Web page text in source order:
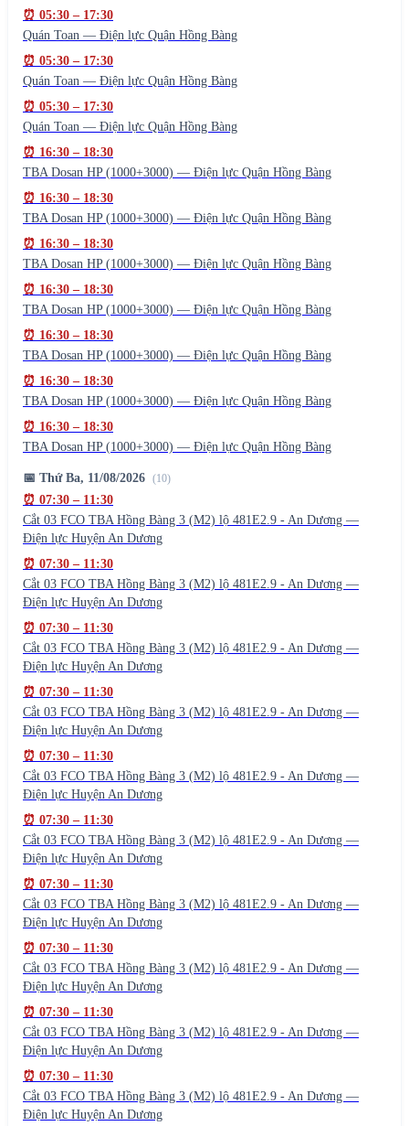
⏰ 05:30 – 17:30
Quán Toan — Điện lực Quận Hồng Bàng
⏰ 05:30 – 17:30
Quán Toan — Điện lực Quận Hồng Bàng
⏰ 05:30 – 17:30
Quán Toan — Điện lực Quận Hồng Bàng
⏰ 16:30 – 18:30
TBA Dosan HP (1000+3000) — Điện lực Quận Hồng Bàng
⏰ 16:30 – 18:30
TBA Dosan HP (1000+3000) — Điện lực Quận Hồng Bàng
⏰ 16:30 – 18:30
TBA Dosan HP (1000+3000) — Điện lực Quận Hồng Bàng
⏰ 16:30 – 18:30
TBA Dosan HP (1000+3000) — Điện lực Quận Hồng Bàng
⏰ 16:30 – 18:30
TBA Dosan HP (1000+3000) — Điện lực Quận Hồng Bàng
⏰ 16:30 – 18:30
TBA Dosan HP (1000+3000) — Điện lực Quận Hồng Bàng
⏰ 16:30 – 18:30
TBA Dosan HP (1000+3000) — Điện lực Quận Hồng Bàng
📅 Thứ Ba, 11/08/2026 (10)
⏰ 07:30 – 11:30
Cắt 03 FCO TBA Hồng Bàng 3 (M2) lộ 481E2.9 - An Dương —
Điện lực Huyện An Dương
⏰ 07:30 – 11:30
Cắt 03 FCO TBA Hồng Bàng 3 (M2) lộ 481E2.9 - An Dương —
Điện lực Huyện An Dương
⏰ 07:30 – 11:30
Cắt 03 FCO TBA Hồng Bàng 3 (M2) lộ 481E2.9 - An Dương —
Điện lực Huyện An Dương
⏰ 07:30 – 11:30
Cắt 03 FCO TBA Hồng Bàng 3 (M2) lộ 481E2.9 - An Dương —
Điện lực Huyện An Dương
⏰ 07:30 – 11:30
Cắt 03 FCO TBA Hồng Bàng 3 (M2) lộ 481E2.9 - An Dương —
Điện lực Huyện An Dương
⏰ 07:30 – 11:30
Cắt 03 FCO TBA Hồng Bàng 3 (M2) lộ 481E2.9 - An Dương —
Điện lực Huyện An Dương
⏰ 07:30 – 11:30
Cắt 03 FCO TBA Hồng Bàng 3 (M2) lộ 481E2.9 - An Dương —
Điện lực Huyện An Dương
⏰ 07:30 – 11:30
Cắt 03 FCO TBA Hồng Bàng 3 (M2) lộ 481E2.9 - An Dương —
Điện lực Huyện An Dương
⏰ 07:30 – 11:30
Cắt 03 FCO TBA Hồng Bàng 3 (M2) lộ 481E2.9 - An Dương —
Điện lực Huyện An Dương
⏰ 07:30 – 11:30
Cắt 03 FCO TBA Hồng Bàng 3 (M2) lộ 481E2.9 - An Dương —
Điện lực Huyện An Dương